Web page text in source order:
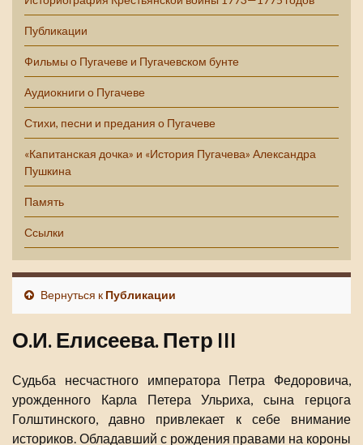
Публикации
Фильмы о Пугачеве и Пугачевском бунте
Аудиокниги о Пугачеве
Стихи, песни и предания о Пугачеве
«Капитанская дочка» и «История Пугачева» Александра
Пушкина
Память
Ссылки
Вернуться к Публикации
О.И. Елисеева. Петр III
Судьба несчастного императора Петра Федоровича,
урожденного Карла Петера Ульриха, сына герцога
Голштинского, давно привлекает к себе внимание
историков. Обладавший с рождения правами на короны